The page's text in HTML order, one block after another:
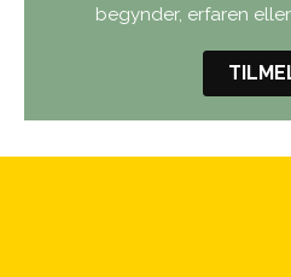
begynder, erfaren